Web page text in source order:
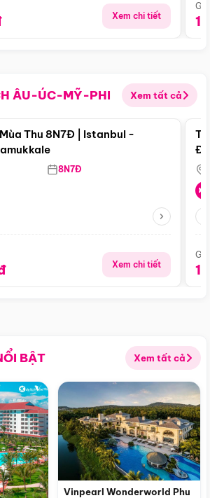
Xem chi tiết
ÂU-ÚC-MỸ-PHI Xem tất cả
Điểm nổi bật
Thu 8N7Đ | Istanbul -
8N7Đ
Xem chi tiết
BẬT Xem tất cả
Vinpearl Wonderworld Phu